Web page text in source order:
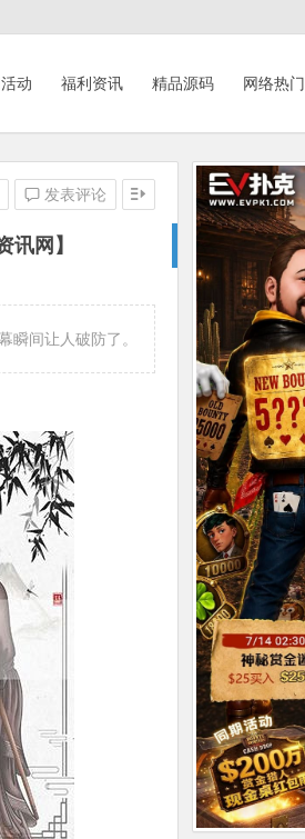
动 福利资讯 精品源码 网络热门
网】
发表评论
间让人破防了。